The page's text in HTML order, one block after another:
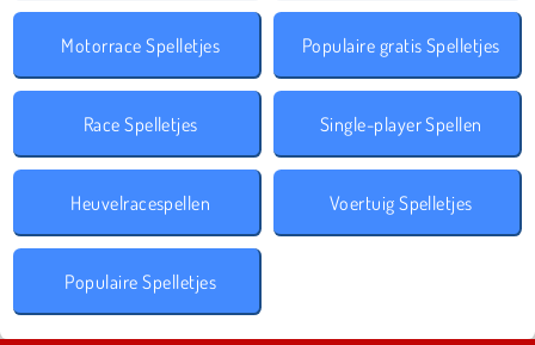
Motorrace Spelletjes Populaire gratis Spelletjes
Race Spelletjes Single-player Spellen
Heuvelracespellen Voertuig Spelletjes
Populaire Spelletjes